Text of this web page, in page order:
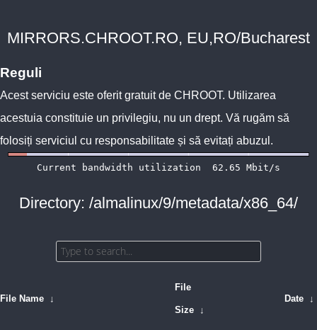
MIRRORS.CHROOT.RO, EU,RO/Bucharest
Reguli
Acest serviciu este oferit gratuit de CHROOT. Utilizarea
acestuia constituie un privilegiu, nu un drept. Vă rugăm să
folosiți serviciul cu responsabilitate și să evitați abuzul.
Directory: /almalinux/9/metadata/x86_64/
File Name ↓
File
Size ↓
Date ↓